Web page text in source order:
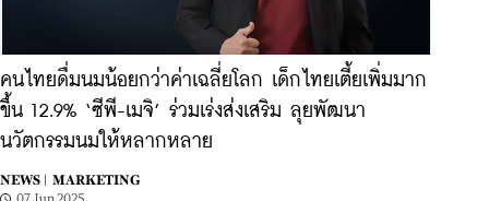
คนไทยดื่มนมน้อยกว่าค่าเฉลี่ยโลก เด็กไทยเตี้ยเพิ่มมาก
ขึ้น 12.9% ‘ซีพี-เมจิ’ ร่วมเร่งส่งเสริม ลุยพัฒนา
นวัตกรรมนมให้หลากหลาย
NEWS |
MARKETING